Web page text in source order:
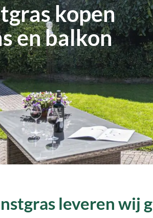
kopen
en balkon
leveren wij